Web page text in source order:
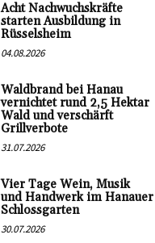
Acht Nachwuchskräfte
starten Ausbildung in
Rüsselsheim
04.08.2026
Waldbrand bei Hanau
vernichtet rund 2,5 Hektar
Wald und verschärft
Grillverbote
31.07.2026
Vier Tage Wein, Musik
und Handwerk im Hanauer
Schlossgarten
30.07.2026